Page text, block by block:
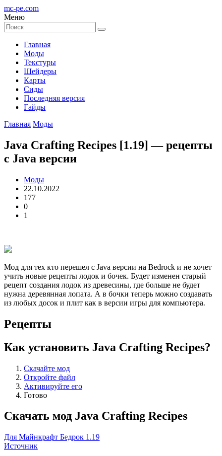
mc-pe.com
Меню
Главная
Моды
Текстуры
Шейдеры
Карты
Сиды
Последняя версия
Гайды
Главная Моды
Java Crafting Recipes [1.19] — рецепты
с Java версии
Моды
22.10.2022
177
0
1
Мод для тех кто перешел с Java версии на Bedrock и не хочет
учить новые рецепты лодок и бочек. Будет изменен старый
рецепт создания лодок из древесины, где больше не будет
нужна деревянная лопата. А в бочки теперь можно создавать
из любых досок и плит как в версии игры для компьютера.
Рецепты
Как установить Java Crafting Recipes?
Скачайте мод
Откройте файл
Активируйте его
Готово
Скачать мод Java Crafting Recipes
Для Майнкрафт Бедрок 1.19
Источник